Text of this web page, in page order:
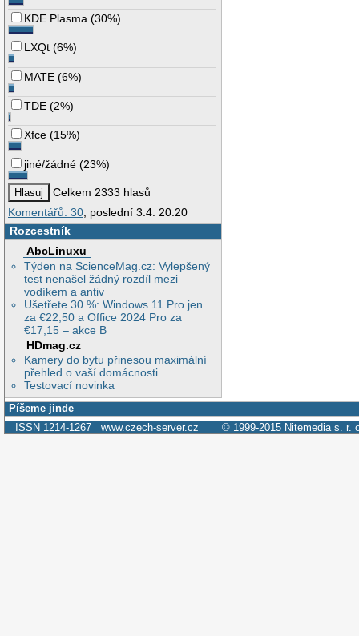
KDE Plasma (30%)
LXQt (6%)
MATE (6%)
TDE (2%)
Xfce (15%)
jiné/žádné (23%)
Celkem 2333 hlasů
Komentářů: 30, poslední 3.4. 20:20
Rozcestník
AbcLinuxu
Týden na ScienceMag.cz: Vylepšený
test nenašel žádný rozdíl mezi
vodíkem a antiv
Ušetřete 30 %: Windows 11 Pro jen
za €22,50 a Office 2024 Pro za
€17,15 – akce B
HDmag.cz
Kamery do bytu přinesou maximální
přehled o vaší domácnosti
Testovací novinka
Píšeme jinde
ISSN 1214-1267 www.czech-server.cz © 1999-2015 Nitemedia s. r.